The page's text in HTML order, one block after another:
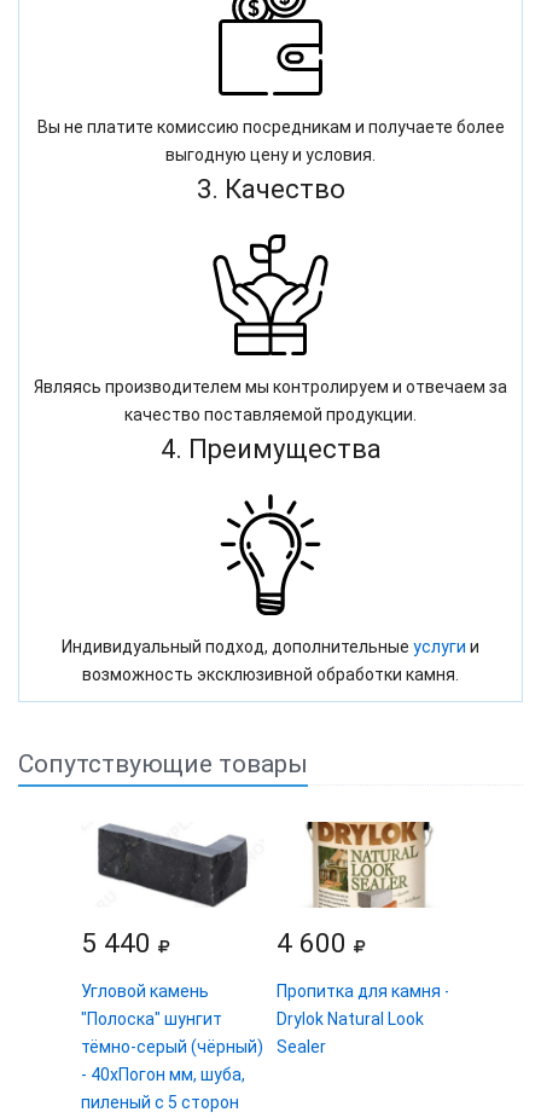
Вы не платите комиссию посредникам и получаете более
выгодную цену и условия.
3. Качество
Являясь производителем мы контролируем и отвечаем за
качество поставляемой продукции.
4. Преимущества
Индивидуальный подход, дополнительные услуги и
возможность эксклюзивной обработки камня.
Сопутствующие товары
5 440
Угловой камень
"Полоска" шунгит
тёмно-серый (чёрный)
- 40хПогон мм, шуба,
пиленый с 5 сторон
4 600
Пропитка для камня -
Drylok Natural Look
Sealer